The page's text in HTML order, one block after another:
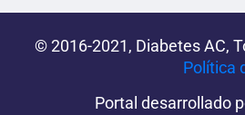
© 2016-2021, Diabetes AC,
Política
Portal desarrollado